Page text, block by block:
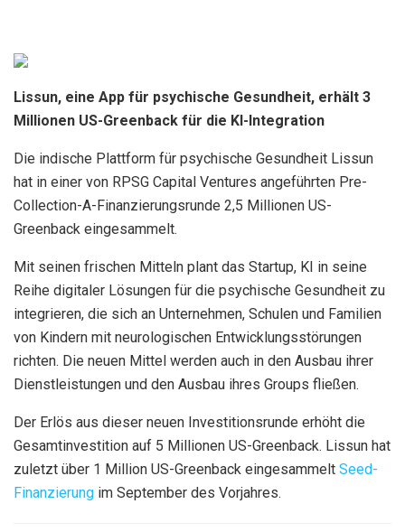
Lissun, eine App für psychische Gesundheit, erhält 3
Millionen US-Greenback für die KI-Integration
Die indische Plattform für psychische Gesundheit Lissun
hat in einer von RPSG Capital Ventures angeführten Pre-
Collection-A-Finanzierungsrunde 2,5 Millionen US-
Greenback eingesammelt.
Mit seinen frischen Mitteln plant das Startup, KI in seine
Reihe digitaler Lösungen für die psychische Gesundheit zu
integrieren, die sich an Unternehmen, Schulen und Familien
von Kindern mit neurologischen Entwicklungsstörungen
richten. Die neuen Mittel werden auch in den Ausbau ihrer
Dienstleistungen und den Ausbau ihres Groups fließen.
Der Erlös aus dieser neuen Investitionsrunde erhöht die
Gesamtinvestition auf 5 Millionen US-Greenback. Lissun hat
zuletzt über 1 Million US-Greenback eingesammelt Seed-
Finanzierung im September des Vorjahres.